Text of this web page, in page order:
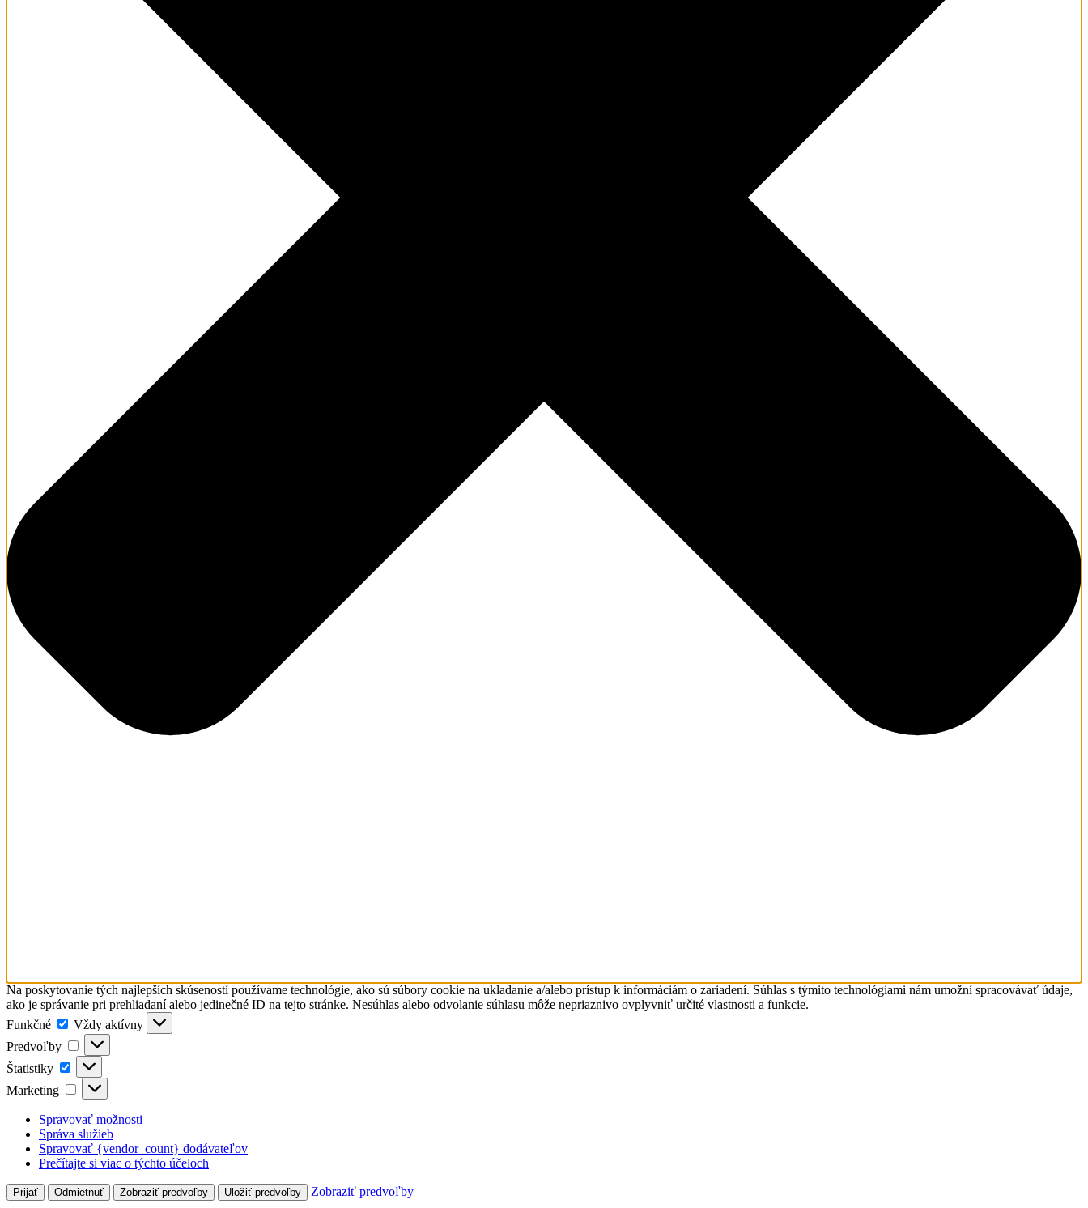
Na poskytovanie tých najlepších skúseností používame technológie, ako sú súbory cookie na ukladanie a/alebo prístup k informáciám o zariadení. Súhlas s týmito technológiami nám umožní spracovávať údaje,
ako je správanie pri prehliadaní alebo jedinečné ID na tejto stránke. Nesúhlas alebo odvolanie súhlasu môže nepriaznivo ovplyvniť určité vlastnosti a funkcie.
Funkčné
Funkčné
Vždy aktívny
Predvoľby
Predvoľby
Štatistiky Štatistiky
Marketing Marketing
Spravovať možnosti
Správa služieb
Spravovať {vendor_count} dodávateľov
Prečítajte si viac o týchto účeloch
Prijať Odmietnuť Zobraziť predvoľby Uložiť predvoľby Zobraziť predvoľby